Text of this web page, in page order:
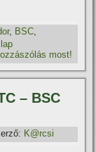
, BSC,
most!
– BSC
K@rcsi